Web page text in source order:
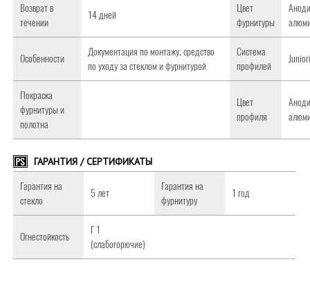
Возврат в
течении
14 дней
Цвет
фурнитуры
Особенности
Документация по монтажу, средство
по уходу за стеклом и фурнитурой
Система
профилей
Покраска
фурнитуры и
полотна
Цвет
профиля
ГАРАНТИЯ / СЕРТИФИКАТЫ
Гарантия на
стекло
5 лет
Гарантия на
фурнитуру
1 год
Огнестойкость
Г 1
(слабогорючие)